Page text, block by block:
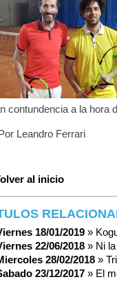
contundencia a la hora
Leandro Ferrari
al inicio
18/01/2019 »
22/06/2018 » Ni
28/02/2018 »
23/12/2017 » El